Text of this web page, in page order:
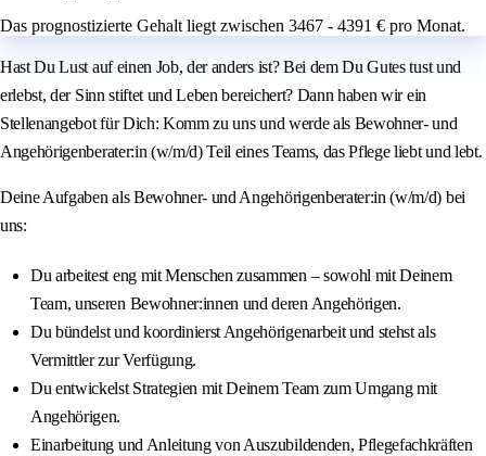
Das prognostizierte Gehalt liegt zwischen 3467 - 4391 € pro Monat.
Hast Du Lust auf einen Job, der anders ist? Bei dem Du Gutes tust und
erlebst, der Sinn stiftet und Leben bereichert? Dann haben wir ein
Stellenangebot für Dich: Komm zu uns und werde als Bewohner- und
Angehörigenberater:in (w/m/d) Teil eines Teams, das Pflege liebt und lebt.
Deine Aufgaben als Bewohner- und Angehörigenberater:in (w/m/d) bei
uns:
Du arbeitest eng mit Menschen zusammen – sowohl mit Deinem
Team, unseren Bewohner:innen und deren Angehörigen.
Du bündelst und koordinierst Angehörigenarbeit und stehst als
Vermittler zur Verfügung.
Du entwickelst Strategien mit Deinem Team zum Umgang mit
Angehörigen.
Einarbeitung und Anleitung von Auszubildenden, Pflegefachkräften